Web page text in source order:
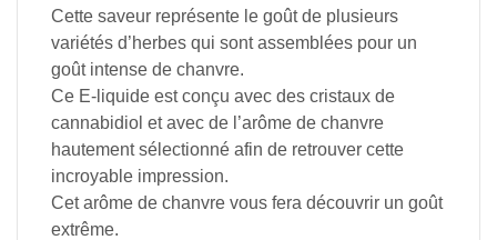
Cette saveur représente le goût de plusieurs
variétés d’herbes qui sont assemblées pour un
goût intense de chanvre.
Ce E-liquide est conçu avec des cristaux de
cannabidiol et avec de l’arôme de chanvre
hautement sélectionné afin de retrouver cette
incroyable impression.
Cet arôme de chanvre vous fera découvrir un goût
extrême.